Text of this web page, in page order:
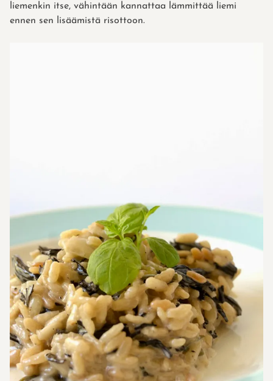
liemenkin itse, vähintään kannattaa lämmittää liemi
ennen sen lisäämistä risottoon.